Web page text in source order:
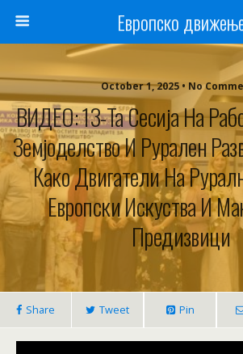
Европско
October 1, 2025 • No
ВИДЕО: 13-Та Сесија На
Земјоделство И Рурален
Како Двигатели На
Европски Искуства И
Предизвици
Share Tweet Pin